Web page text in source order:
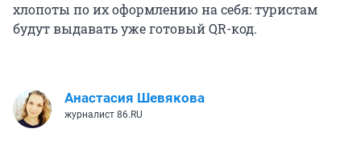
хлопоты по их оформлению на себя: туристам
будут выдавать уже готовый QR-код.
Анастасия Шевякова
журналист 86.RU